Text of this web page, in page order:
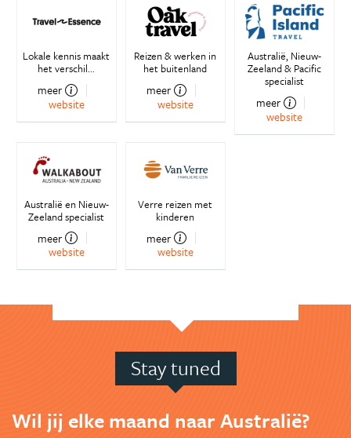
Lokale kennis maakt
het verschil...
meer
website
Reizen & werken in
het buitenland
meer
website
Australië, Nieuw-
Zeeland & Pacific
specialist
meer
website
Australië en Nieuw-
Zeeland specialist
meer
website
Verre reizen met
kinderen
meer
website
Stay tuned
Wil jij elke maand naar Australië?